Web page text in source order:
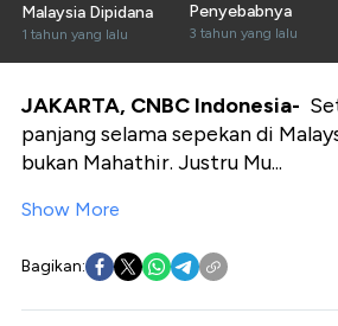
Malaysia Dipidana
1 tahun yang lalu
Penyebabnya
3 tahun yang lalu
JAKARTA, CNBC Indonesia-
panjang selama sepekan di
bukan Mahathir. Justru Mu...
Show More
Bagikan: